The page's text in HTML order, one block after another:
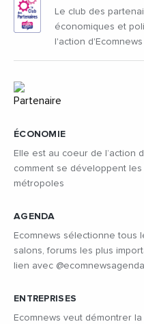
ÉCONOMIE
Elle est au coeur de l’action
comment se développent
métropoles
AGENDA
Ecomnews sélectionne tous
salons, forums les plus
lien avec @ecomnewsagenda
ENTREPRISES
Ecomnews veut démontrer
Le club des
économiques et
l'action d'Ecomnews